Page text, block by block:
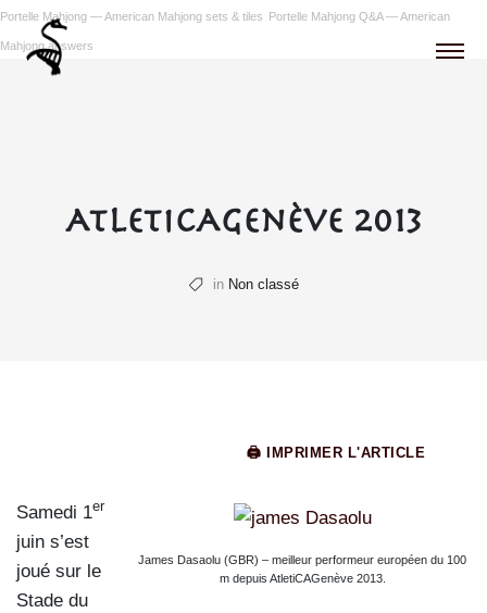
Portelle Mahjong — American Mahjong sets & tiles Portelle Mahjong Q&A — American
Mahjong answers
AtletiCAGenève 2013
in Non classé
🖨 IMPRIMER L'ARTICLE
James Dasaolu (GBR) – meilleur performeur européen du 100
m depuis AtletiCAGenève 2013.
Samedi 1er
juin s’est
joué sur le
Stade du